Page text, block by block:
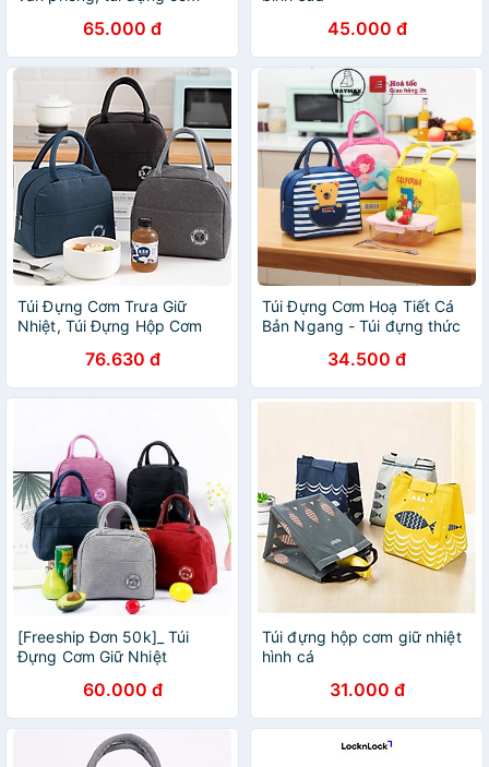
65.000 đ 45.000 đ
Túi Đựng Cơm Trưa Giữ
Nhiệt, Túi Đựng Hộp Cơm
Giao Màu Ngẫu Nhiên
76.630 đ
Túi Đựng Cơm Hoạ Tiết Cá
Bản Ngang - Túi đựng thức
34.500 đ
[Freeship Đơn 50k]_ Túi
Đựng Cơm Giữ Nhiệt
60.000 đ
Túi đựng hộp cơm giữ nhiệt
hình cá
31.000 đ